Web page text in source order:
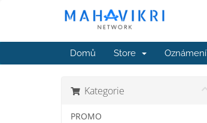
Domů Store Oznámení
Kategorie
PROMO